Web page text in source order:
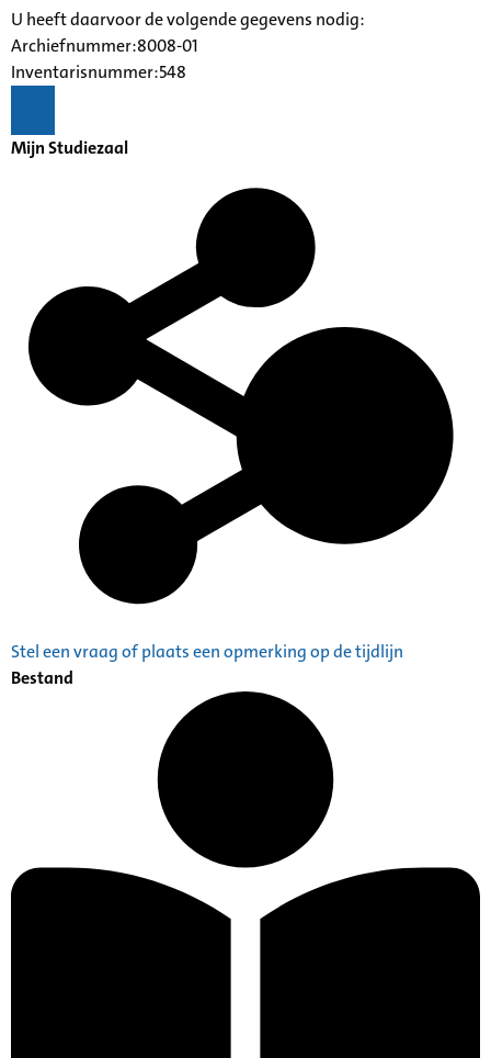
U heeft daarvoor de volgende gegevens nodig:
Archiefnummer:8008-01
Inventarisnummer:548
Mijn Studiezaal
Stel een vraag of plaats een opmerking op de tijdlijn
Bestand